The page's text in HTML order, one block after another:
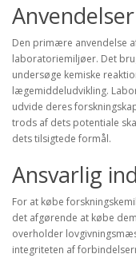
Den primære anvendelse
laboratoriemiljøer. Det
undersøge kemiske
lægemiddeludvikling.
udvide deres
trods af dets potentiale
dets tilsigtede formål.
Ansvarlig
For at købe
det afgørende at købe
overholder
integriteten af